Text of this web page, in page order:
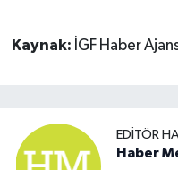
Kaynak: İGF Haber
EDITÖR
Haber